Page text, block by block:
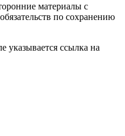
материалы с
по сохранению
указывается ссылка на